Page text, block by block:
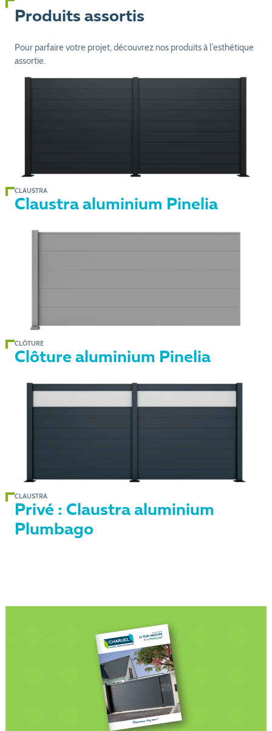
Produits assortis
Pour parfaire votre projet, découvrez nos produits à l’esthétique
assortie.
CLAUSTRA
Claustra aluminium Pinelia
CLÔTURE
Clôture aluminium Pinelia
CLAUSTRA
Privé : Claustra aluminium
Plumbago